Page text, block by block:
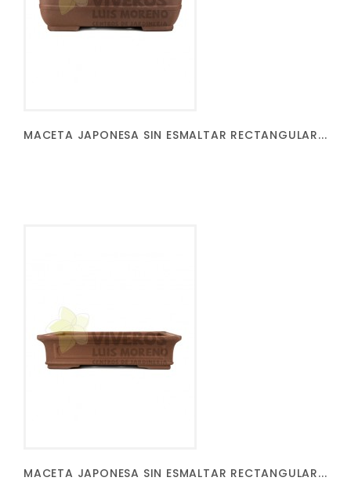
MACETA JAPONESA SIN ESMALTAR RECTANGULAR...
MACETA JAPONESA SIN ESMALTAR RECTANGULAR...